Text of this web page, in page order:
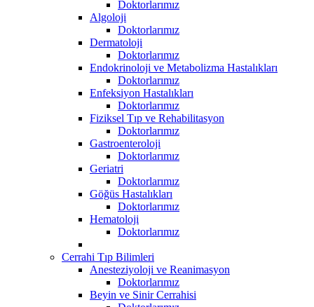
Doktorlarımız
Algoloji
Doktorlarımız
Dermatoloji
Doktorlarımız
Endokrinoloji ve Metabolizma Hastalıkları
Doktorlarımız
Enfeksiyon Hastalıkları
Doktorlarımız
Fiziksel Tıp ve Rehabilitasyon
Doktorlarımız
Gastroenteroloji
Doktorlarımız
Geriatri
Doktorlarımız
Göğüs Hastalıkları
Doktorlarımız
Hematoloji
Doktorlarımız
Cerrahi Tıp Bilimleri
Anesteziyoloji ve Reanimasyon
Doktorlarımız
Beyin ve Sinir Cerrahisi